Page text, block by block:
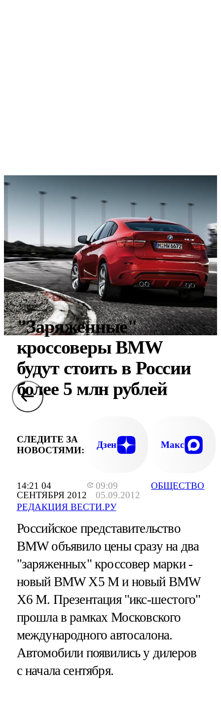
14:21 04
СЕНТЯБРЯ 2012
09:09
05.09.2012
РЕДАКЦИЯ ВЕСТИ.РУ
ОБЩЕСТВО
"Заряженные"
кроссоверы BMW
будут стоить в России
более 5 млн рублей
СЛЕДИТЕ ЗА
НОВОСТЯМИ:
Дзен Макс
Российское представительство
BMW объявило цены сразу на два
"заряженных" кроссовер марки -
новый BMW X5 M и новый BMW
X6 M. Презентация "икс-шестого"
прошла в рамках Московского
международного автосалона.
Автомобили появились у дилеров
с начала сентября.